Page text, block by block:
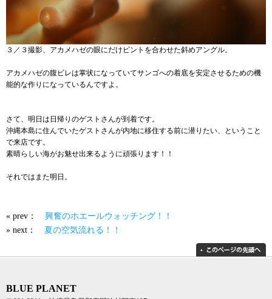
３／３撮影、アカメハゼの眼にだけピントを合わせた斜めアングル。
アカメハゼの腹ビレは掌状になっていてサンゴへの着底を安定させるための機
能的な作りになっているんですよ。
さて、明日は日帰りのゲストさんが到着です。
沖縄本島に住んでいたゲストさんが内地に移住する前に潜りたい、ということ
で来店です。
素晴らしい海がお魅せ出来るように頑張ります！！
それではまた明日。
« prev： 興奮のホエールウォッチング！！
» next： 夏の空気流れる！！
BLUE PLANET